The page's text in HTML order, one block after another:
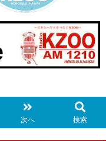
次へ 検索